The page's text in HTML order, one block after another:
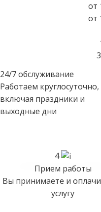
от
от
24/7 обслуживание
Работаем круглосуточно,
включая праздники и
выходные дни
4
Прием работы
Вы принимаете и
услугу